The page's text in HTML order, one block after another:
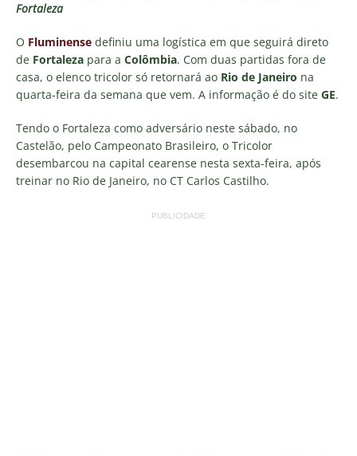
Fortaleza
O Fluminense definiu uma logística em que seguirá direto
de Fortaleza para a Colômbia. Com duas partidas fora de
casa, o elenco tricolor só retornará ao Rio de Janeiro na
quarta-feira da semana que vem. A informação é do site GE.
Tendo o Fortaleza como adversário neste sábado, no
Castelão, pelo Campeonato Brasileiro, o Tricolor
desembarcou na capital cearense nesta sexta-feira, após
treinar no Rio de Janeiro, no CT Carlos Castilho.
PUBLICIDADE